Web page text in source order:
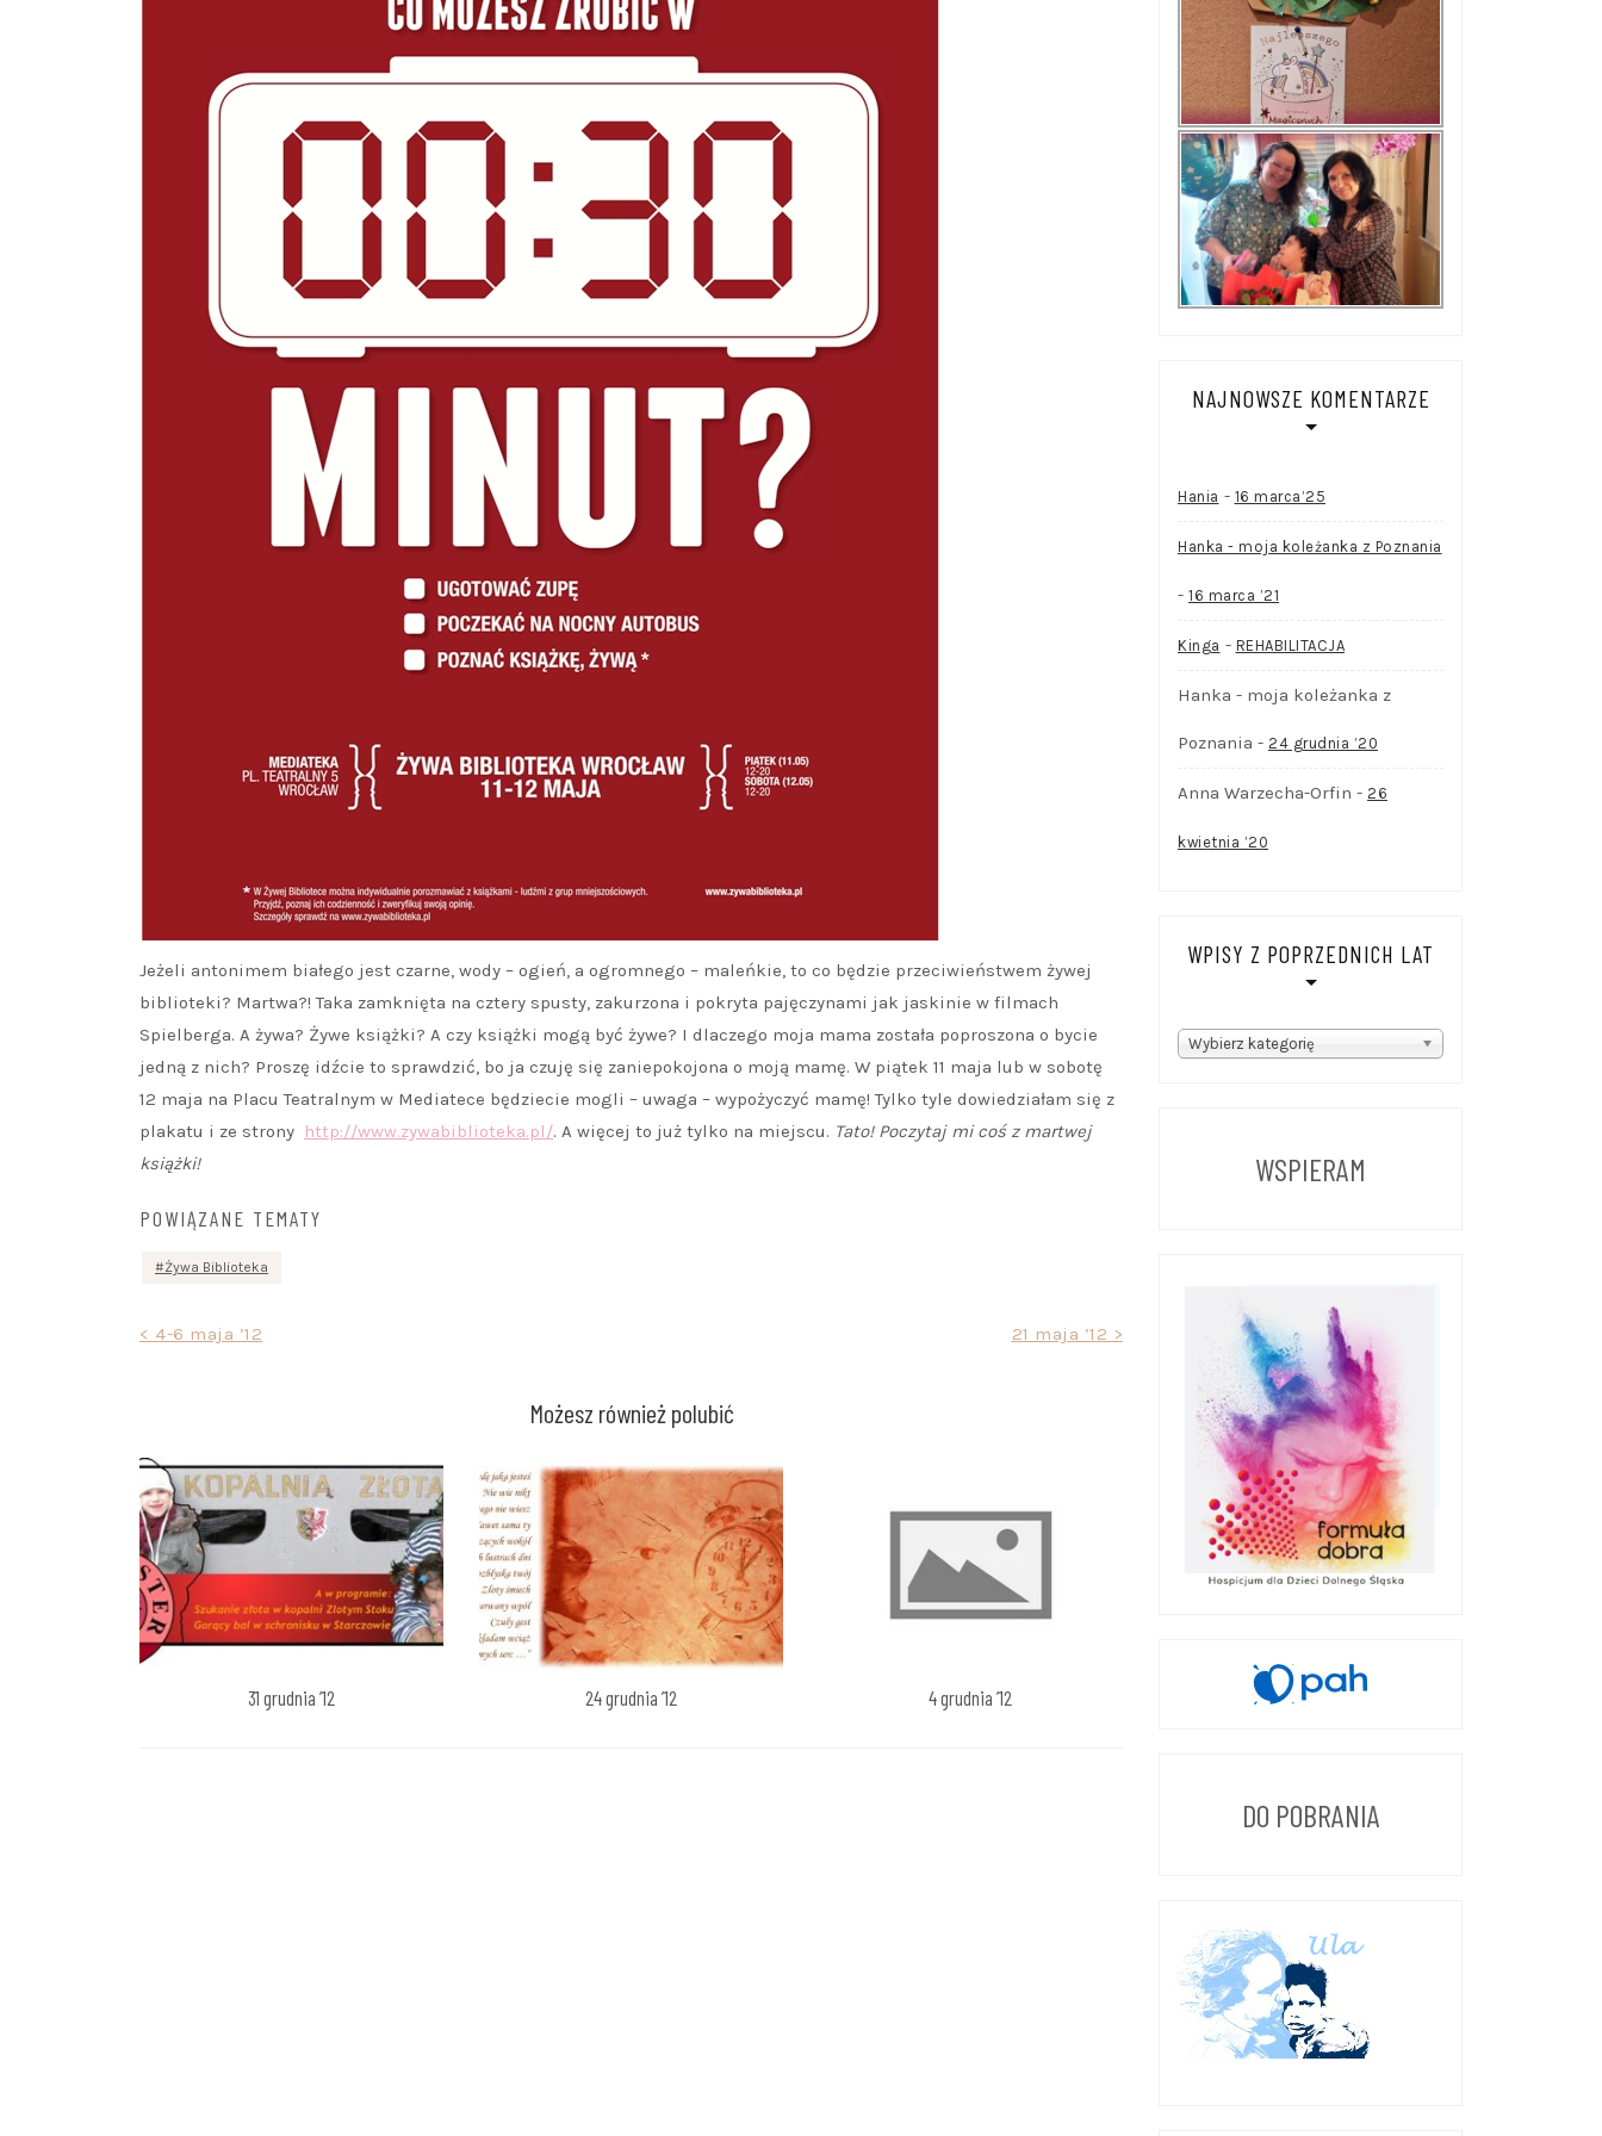
Jeżeli antonimem białego jest czarne, wody – ogień, a ogromnego – maleńkie, to co będzie przeciwieństwem żywej
biblioteki? Martwa?! Taka zamknięta na cztery spusty, zakurzona i pokryta pajęczynami jak jaskinie w filmach
Spielberga. A żywa? Żywe książki? A czy książki mogą być żywe? I dlaczego moja mama została poproszona o bycie
jedną z nich? Proszę idźcie to sprawdzić, bo ja czuję się zaniepokojona o moją mamę. W piątek 11 maja lub w sobotę
12 maja na Placu Teatralnym w Mediatece będziecie mogli – uwaga – wypożyczyć mamę! Tylko tyle dowiedziałam się z
plakatu i ze strony http://www.zywabiblioteka.pl/. A więcej to już tylko na miejscu. Tato! Poczytaj mi coś z martwej
książki!
POWIĄZANE TEMATY
Żywa Biblioteka
Nawigacja
< 4-6 maja ’12 21 maja ’12 >
Możesz również polubić
31 grudnia ’12 24 grudnia ’12 4 grudnia ’12
NAJNOWSZE KOMENTARZE
Hania - 16 marca’25
Hanka - moja koleżanka z Poznania
- 16 marca ’21
Kinga - REHABILITACJA
Hanka - moja koleżanka z
Poznania - 24 grudnia ’20
Anna Warzecha-Orfin - 26
kwietnia ’20
WPISY Z POPRZEDNICH LAT
WPISYWybierz kategorię
WSPIERAM
DO POBRANIA